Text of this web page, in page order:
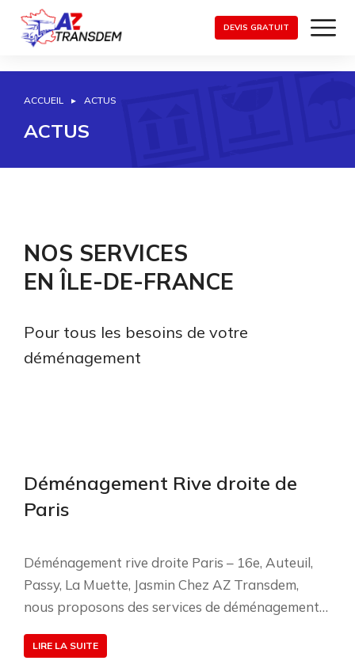
DEVIS GRATUIT
Vous êtes ici :
ACCUEIL ACTUS
ACTUS
NOS SERVICES
EN ÎLE-DE-FRANCE
Pour tous les besoins de votre
déménagement
Déménagement Rive droite de
Paris
Déménagement rive droite Paris – 16e, Auteuil,
Passy, La Muette, Jasmin Chez AZ Transdem,
nous proposons des services de déménagement…
LIRE LA SUITE